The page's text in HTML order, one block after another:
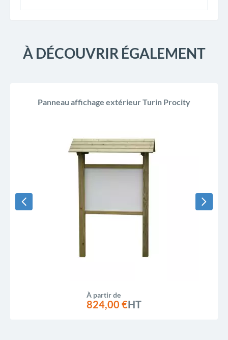
À DÉCOUVRIR ÉGALEMENT
Panneau affichage extérieur Turin Procity
À partir de
824,00 €HT